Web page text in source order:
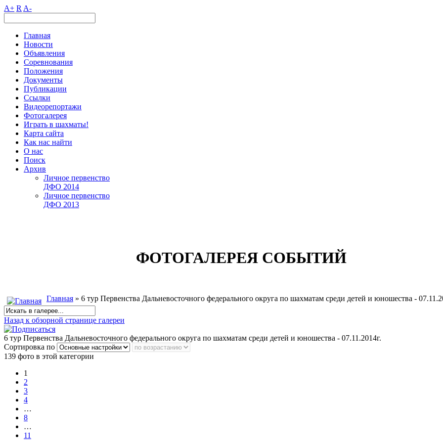
A+ R A-
Главная
Новости
Объявления
Соревнования
Положения
Документы
Публикации
Ссылки
Видеорепортажи
Фотогалерея
Играть в шахматы!
Карта сайта
Как нас найти
О нас
Поиск
Архив
Личное первенство
ДФО 2014
Личное первенство
ДФО 2013
ФОТОГАЛЕРЕЯ СОБЫТИЙ
Главная » 6 тур Первенства Дальневосточного федерального округа по шахматам среди детей и юношества -
Назад к обзорной странице галереи
6 тур Первенства Дальневосточного федерального округа по шахматам среди детей и юношества - 07.11.2014г.
Сортировка по
139 фото в этой категории
1
2
3
4
…
8
…
11